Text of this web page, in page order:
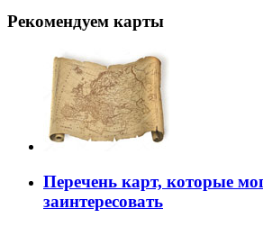
Рекомендуем карты
Перечень карт, которые
заинтересовать